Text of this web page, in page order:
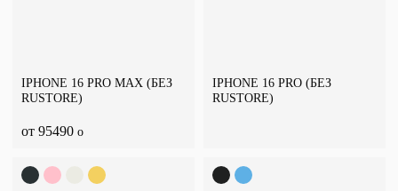
IPHONE 16 PRO MAX (БЕЗ
RUSTORE)
от 95490 o
IPHONE 16 PRO (БЕЗ
RUSTORE)